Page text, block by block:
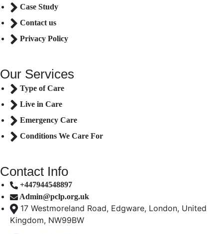
Case Study
Contact us
Privacy Policy
Our Services
Type of Care
Live in Care
Emergency Care
Conditions We Care For
Contact Info
+447944548897
Admin@pclp.org.uk
17 Westmoreland Road, Edgware, London, United
Kingdom, NW99BW